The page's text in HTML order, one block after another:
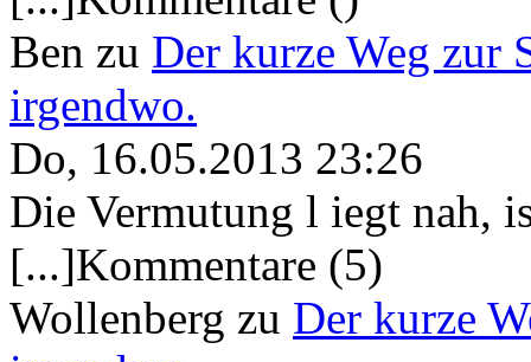
Ben zu Der kurze Weg zur
irgendwo.
Do, 16.05.2013 23:26
Die Vermutung l iegt nah,
[...]Kommentare (5)
Wollenberg zu Der kurze